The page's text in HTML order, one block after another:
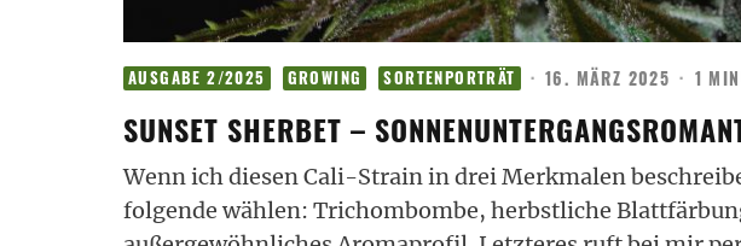
AUSGABE 2/2025 GROWING SORTENPORTRÄT · 16. MÄRZ 2025 · 1
SUNSET SHERBET –
Wenn ich diesen Cali-Strain in drei Merkmalen
folgende wählen: Trichombombe, herbstliche